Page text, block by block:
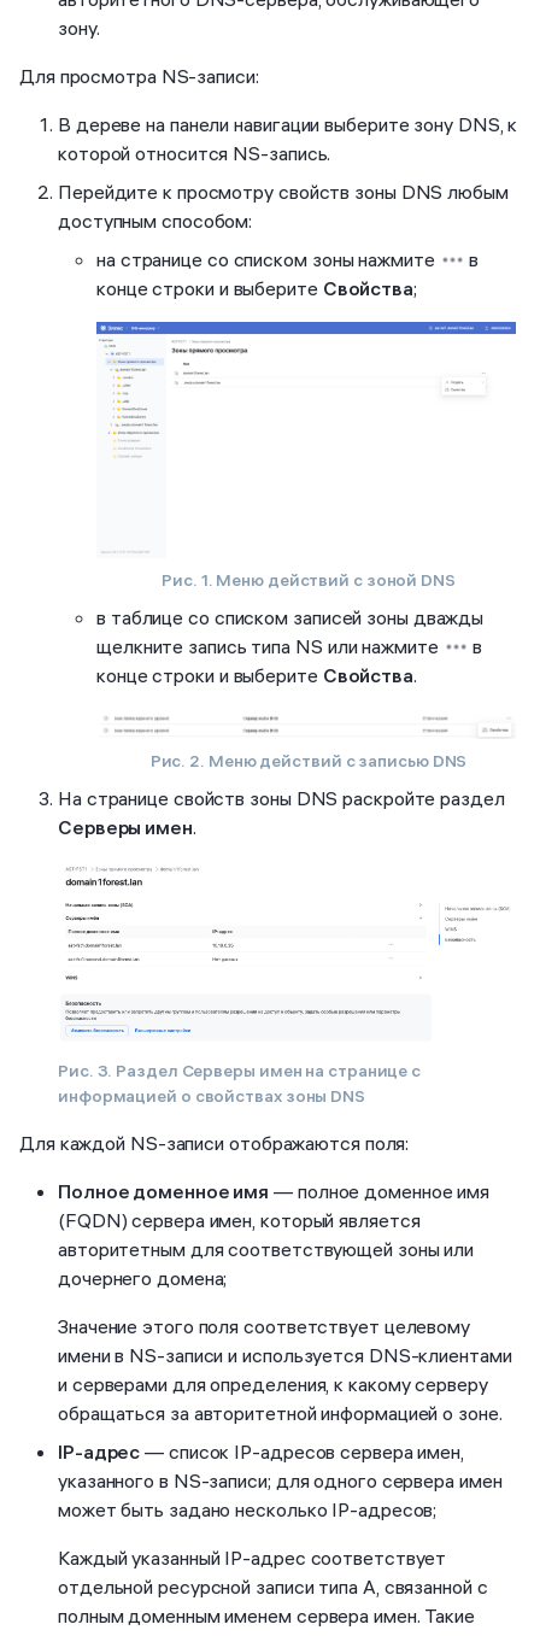
зону.
Для просмотра NS-записи:
В дереве на панели навигации выберите зону DNS, к
которой относится NS-запись.
Перейдите к просмотру свойств зоны DNS любым
доступным способом:
на странице со списком зоны нажмите
в
конце строки и выберите Свойства;
Рис. 1. Меню действий с зоной DNS
в таблице со списком записей зоны дважды
щелкните запись типа NS или нажмите
в
конце строки и выберите Свойства.
Рис. 2. Меню действий с записью DNS
На странице свойств зоны DNS раскройте раздел
Серверы имен.
Рис. 3. Раздел Серверы имен на странице с
информацией о свойствах зоны DNS
Для каждой NS-записи отображаются поля:
Полное доменное имя — полное доменное имя
(FQDN) сервера имен, который является
авторитетным для соответствующей зоны или
дочернего домена;
Значение этого поля соответствует целевому
имени в NS-записи и используется DNS-клиентами
и серверами для определения, к какому серверу
обращаться за авторитетной информацией о зоне.
IP-адрес — список IP-адресов сервера имен,
указанного в NS-записи; для одного сервера имен
может быть задано несколько IP-адресов;
Каждый указанный IP-адрес соответствует
отдельной ресурсной записи типа A, связанной с
полным доменным именем сервера имен. Такие